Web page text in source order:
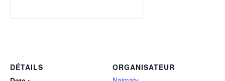
DÉTAILS
ORGANISATEUR